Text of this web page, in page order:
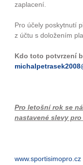
zaplacení.
Pro účely poskytnutí
z účtu s doložením
Kdo toto potvrzení
Pro letošní rok se
nastavené slevy pro
www.sportisimopro.cz